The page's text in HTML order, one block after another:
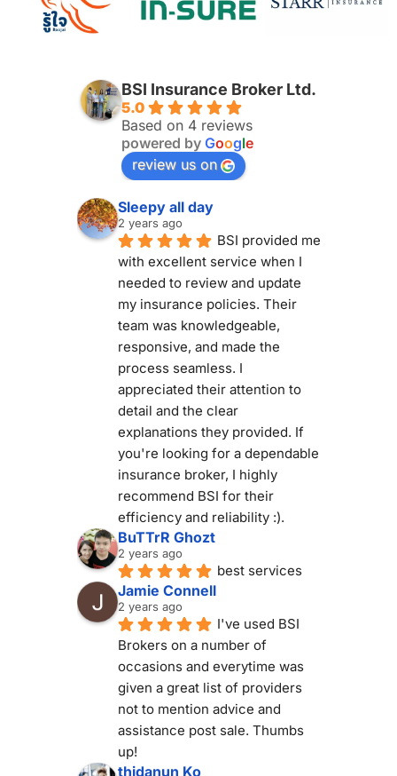
BSI Insurance Broker Ltd.
5.0
Based on 4 reviews
powered by Google
review us on
Sleepy all day
2 years ago
BSI provided me
with excellent service when I
needed to review and update
my insurance policies. Their
team was knowledgeable,
responsive, and made the
process seamless. I
appreciated their attention to
detail and the clear
explanations they provided. If
you're looking for a dependable
insurance broker, I highly
recommend BSI for their
efficiency and reliability :).
BuTTrR Ghozt
2 years ago
best services
Jamie Connell
2 years ago
I've used BSI
Brokers on a number of
occasions and everytime was
given a great list of providers
not to mention advice and
assistance post sale. Thumbs
up!
thidanun Ko